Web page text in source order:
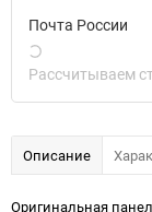
Почта России
Рассчитываем
Описание
Оригинальная